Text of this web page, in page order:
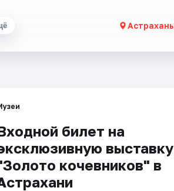
Астрахань
билет на
выставку
кочевников" в